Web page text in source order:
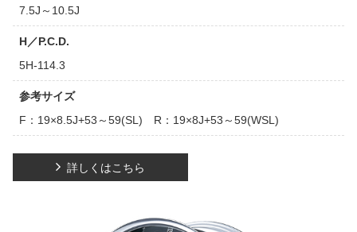
7.5J～10.5J
H／P.C.D.
5H-114.3
参考サイズ
F：19×8.5J+53～59(SL) R：19×8J+53～59(WSL)
詳しくはこちら